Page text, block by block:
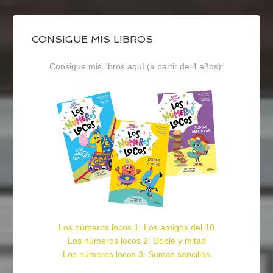
CONSIGUE MIS LIBROS
Consigue mis libros aquí (a partir de 4 años):
Los números locos 1: Los amigos del 10
Los números locos 2: Doble y mitad
Los números locos 3: Sumas sencillas